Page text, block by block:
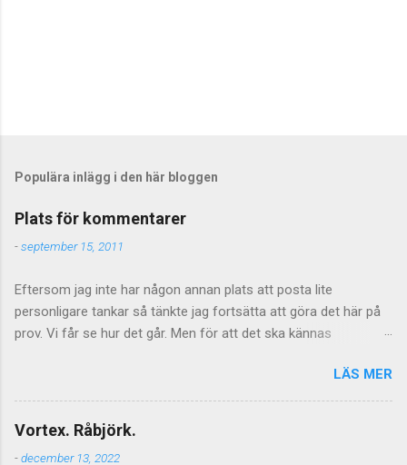
c
e
n
m
m
n
Populära inlägg i den här bloggen
Plats för kommentarer
-september 15, 2011
Eftersom jag inte har någon annan plats att posta lite
personligare tankar så tänkte jag fortsätta att göra det här på
prov. Vi får se hur det går. Men för att det ska kännas
ha något litet med saken att göra. Vilket föranleder mig att
tillfälligtvis stänga av kommentarerna för de mer personliga
inläggen. Jag vill inte stänga av kommentarer helt och hållet
eftersom jag tycker att de är givande som helhet och även om
LÄS MER
Vortex. Råbjörk.
-december 13, 2022